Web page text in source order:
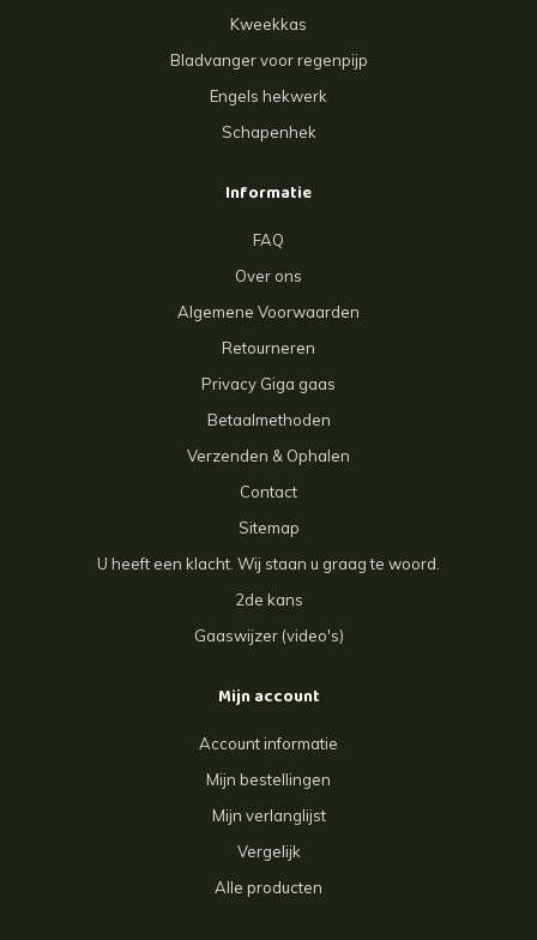
Kweekkas
Bladvanger voor regenpijp
Engels hekwerk
Schapenhek
Informatie
FAQ
Over ons
Algemene Voorwaarden
Retourneren
Privacy Giga gaas
Betaalmethoden
Verzenden & Ophalen
Contact
Sitemap
U heeft een klacht. Wij staan u graag te woord.
2de kans
Gaaswijzer (video's)
Mijn account
Account informatie
Mijn bestellingen
Mijn verlanglijst
Vergelijk
Alle producten